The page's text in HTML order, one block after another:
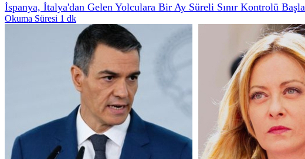
İspanya, İtalya'dan Gelen Yolculara Bir Ay Süreli Sınır Kontrolü
Okuma Süresi 1 dk